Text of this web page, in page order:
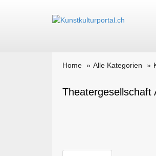
Home Alle Kategorien
Theatergesellschaft